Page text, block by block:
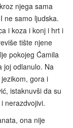
njega sama
ne samo ljudska.
i koza i konj i hrt i
tište njene
pokojeg Ćamila
joj odlanulo. Na
gora i
istaknuvši da su
nerazdvojivi.
ona nije